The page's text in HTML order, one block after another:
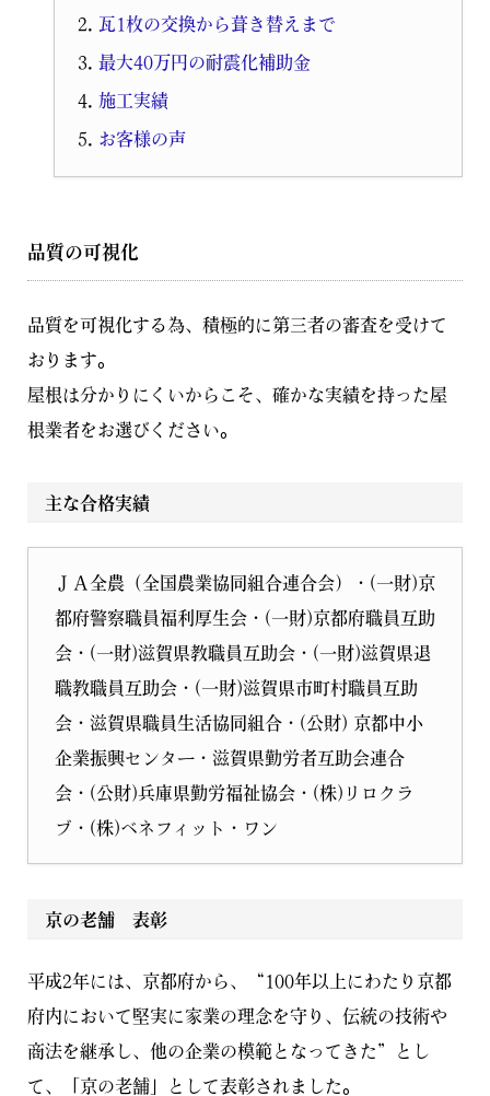
瓦1枚の交換から葺き替えまで
最大40万円の耐震化補助金
施工実績
お客様の声
品質の可視化
品質を可視化する為、積極的に第三者の審査を受けて
おります。
屋根は分かりにくいからこそ、確かな実績を持った屋
根業者をお選びください。
主な合格実績
ＪＡ全農（全国農業協同組合連合会）・(一財)京
都府警察職員福利厚生会・(一財)京都府職員互助
会・(一財)滋賀県教職員互助会・(一財)滋賀県退
職教職員互助会・(一財)滋賀県市町村職員互助
会・滋賀県職員生活協同組合・(公財) 京都中小
企業振興センター・滋賀県勤労者互助会連合
会・(公財)兵庫県勤労福祉協会・(株)リロクラ
ブ・(株)ベネフィット・ワン
京の老舗 表彰
平成2年には、京都府から、“100年以上にわたり京都
府内において堅実に家業の理念を守り、伝統の技術や
商法を継承し、他の企業の模範となってきた”とし
て、「京の老舗」として表彰されました。